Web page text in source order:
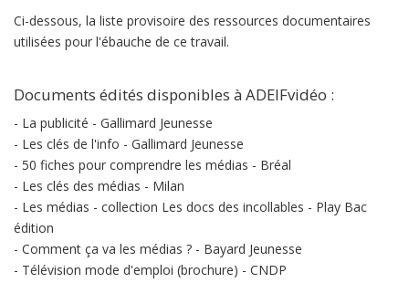
Ci-dessous, la liste provisoire des ressources documentaires
utilisées pour l'ébauche de ce travail.
Documents édités disponibles à ADEIFvidéo :
- La publicité - Gallimard Jeunesse
- Les clés de l'info - Gallimard Jeunesse
- 50 fiches pour comprendre les médias - Bréal
- Les clés des médias - Milan
- Les médias - collection Les docs des incollables - Play Bac
édition
- Comment ça va les médias ? - Bayard Jeunesse
- Télévision mode d'emploi (brochure) - CNDP